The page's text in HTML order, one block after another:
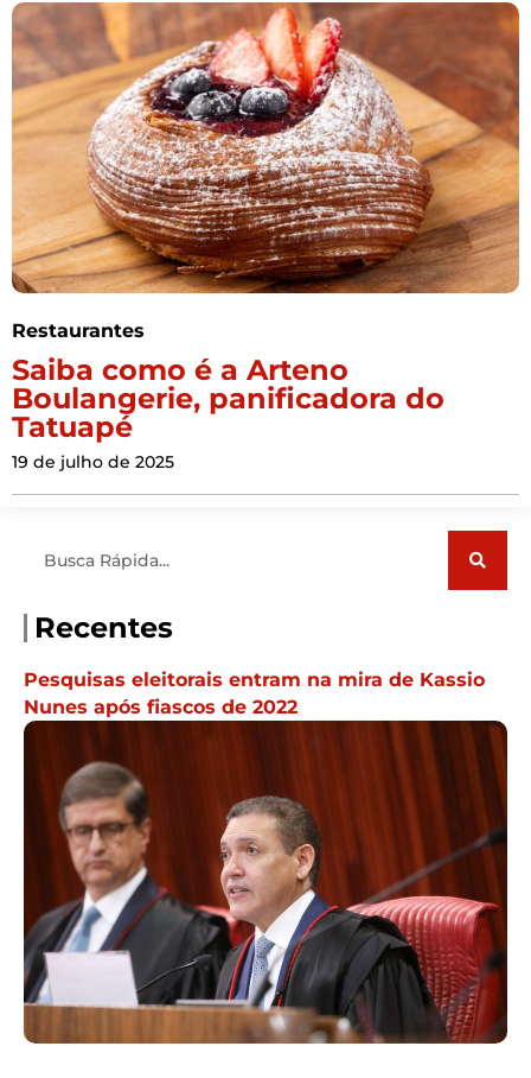
Restaurantes
Saiba como é a Arteno
Boulangerie, panificadora do
Tatuapé
19 de julho de 2025
Recentes
Pesquisas eleitorais entram na mira de Kassio
Nunes após fiascos de 2022